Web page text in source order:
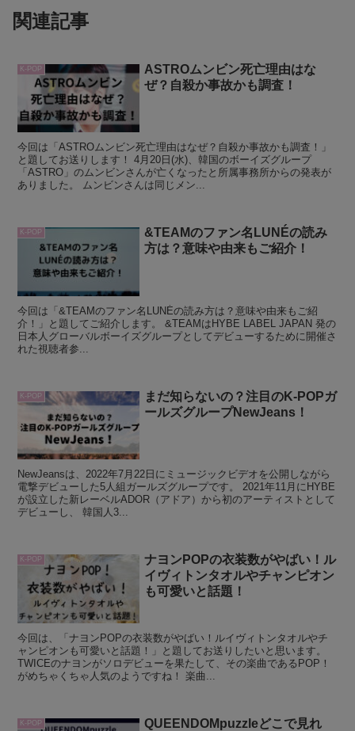
関連記事
K-POP
ASTROムンビン死亡理由はな
ぜ？自殺か事故かも調査！
今回は「ASTROムンビン死亡理由はなぜ？自殺か事故かも調査！」
と題してお送りします！ 4月20日(水)、韓国のボーイズグループ
「ASTRO」のムンビンさんが亡くなったと所属事務所からの発表が
ありました。 ムンビンさんは同じメン...
K-POP
&TEAMのファン名LUNÉの読み
方は？意味や由来もご紹介！
今回は「&TEAMのファン名LUNÉの読み方は？意味や由来もご紹
介！」と題してご紹介します。 &TEAMはHYBE LABEL JAPAN 発の
日本人グローバルボーイズグループとしてデビューするために開催さ
れた視聴者参...
K-POP
まだ知らないの？注目のK-POPガ
ールズグループNewJeans！
NewJeansは、2022年7月22日にミュージックビデオを公開しながら
電撃デビューした5人組ガールズグループです。 2021年11月にHYBE
が設立した新レーベルADOR（アドア）から初のアーティストとして
デビューし、 韓国人3...
K-POP
ナヨンPOPの衣装数がやばい！ル
イヴィトンタオルやチャンピオン
も可愛いと話題！
今回は、「ナヨンPOPの衣装数がやばい！ルイヴィトンタオルやチ
ャンピオンも可愛いと話題！」と題してお送りしたいと思います。
TWICEのナヨンがソロデビューを果たして、その楽曲であるPOP！
がめちゃくちゃ人気のようですね！ 楽曲...
K-POP
QUEENDOMpuzzleどこで見れ